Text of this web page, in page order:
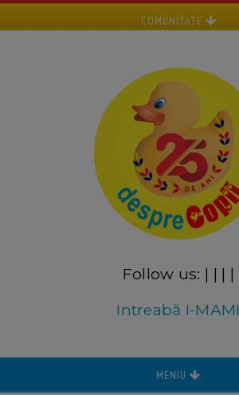
COMUNITATE
Follow us: | | | |
Intreabă I-MAMI
MENIU